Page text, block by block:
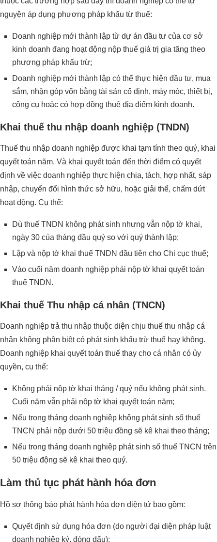
nguyện áp dụng phương pháp khấu từ thuế:
Doanh nghiệp mới thành lập từ dự án đầu tư của cơ sở
kinh doanh đang hoạt động nộp thuế giá trị gia tăng theo
phương pháp khấu trừ;
Doanh nghiệp mới thành lập có thể thực hiện đầu tư, mua
sắm, nhận góp vốn bằng tài sản cố định, máy móc, thiết bị,
công cụ hoặc có hợp đồng thuê địa điểm kinh doanh.
Khai thuế thu nhập doanh nghiệp (TNDN)
Thuế thu nhập doanh nghiệp được khai tạm tính theo quý, khai
quyết toán năm. Và khai quyết toán đến thời điểm có quyết
định về việc doanh nghiệp thực hiện chia, tách, hợp nhất, sáp
nhập, chuyển đổi hình thức sở hữu, hoặc giải thể, chấm dứt
hoạt động. Cụ thể:
Dù thuế TNDN không phát sinh nhưng vẫn nộp tờ khai,
ngày 30 của tháng đầu quý so với quý thành lập;
Lập và nộp tờ khai thuế TNDN đầu tiên cho Chi cục thuế;
Vào cuối năm doanh nghiệp phải nộp tờ khai quyết toán
thuế TNDN.
Khai thuế Thu nhập cá nhân (TNCN)
Doanh nghiệp trả thu nhập thuộc diện chịu thuế thu nhập cá
nhân không phân biệt có phát sinh khấu trừ thuế hay không.
Doanh nghiệp khai quyết toán thuế thay cho cá nhân có ủy
quyền, cụ thể:
Không phải nộp tờ khai tháng / quý nếu không phát sinh.
Cuối năm vẫn phải nộp tờ khai quyết toán năm;
Nếu trong tháng doanh nghiệp không phát sinh số thuế
TNCN phải nộp dưới 50 triệu đồng sẽ kê khai theo tháng;
Nếu trong tháng doanh nghiệp phát sinh số thuế TNCN trên
50 triệu động sẽ kê khai theo quý.
Làm thủ tục phát hành hóa đơn
Hồ sơ thông báo phát hành hóa đơn điện tử bao gồm:
Quyết định sử dụng hóa đơn (do người đại diện pháp luật
doanh nghiệp ký, đóng dấu);